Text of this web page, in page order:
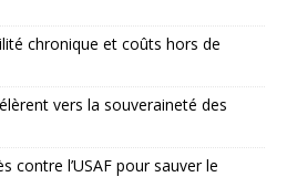
chronique et coûts hors de
vers la souveraineté des
contre l’USAF pour sauver le